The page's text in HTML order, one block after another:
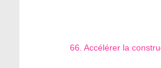
66. Accélérer la